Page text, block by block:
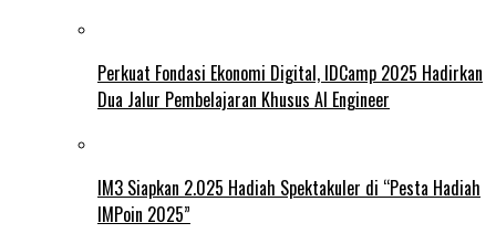
Perkuat Fondasi Ekonomi Digital, IDCamp 2025 Hadirkan
Dua Jalur Pembelajaran Khusus AI Engineer
IM3 Siapkan 2.025 Hadiah Spektakuler di “Pesta Hadiah
IMPoin 2025”